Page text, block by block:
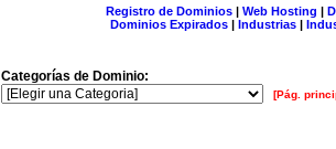
Registro de Dominios| Web Hosting |
Dominios Expirados | Industrias |
Categorías de Dominio:
[Pág.